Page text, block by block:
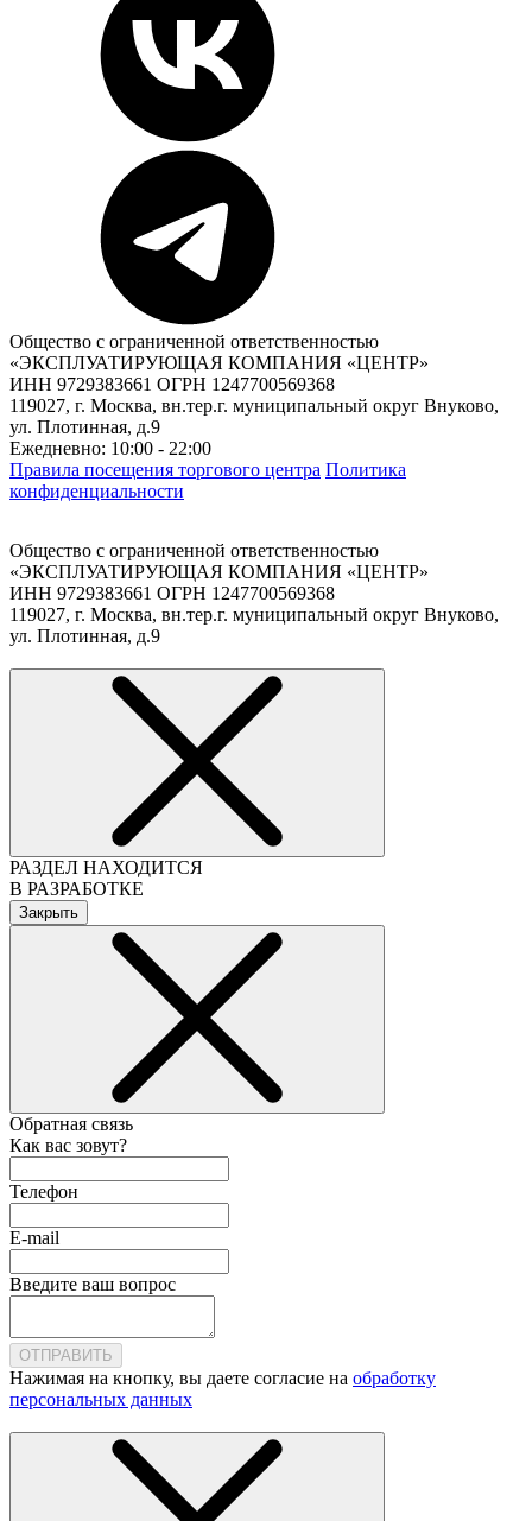
Общество с ограниченной ответственностью
«ЭКСПЛУАТИРУЮЩАЯ КОМПАНИЯ «ЦЕНТР»
ИНН 9729383661 ОГРН 1247700569368
119027, г. Москва, вн.тер.г. муниципальный округ Внуково,
ул. Плотинная, д.9
Ежедневно: 10:00 - 22:00
Правила посещения торгового центра Политика
конфиденциальности
Общество с ограниченной ответственностью
«ЭКСПЛУАТИРУЮЩАЯ КОМПАНИЯ «ЦЕНТР»
ИНН 9729383661 ОГРН 1247700569368
119027, г. Москва, вн.тер.г. муниципальный округ Внуково,
ул. Плотинная, д.9
РАЗДЕЛ НАХОДИТСЯ
В РАЗРАБОТКЕ
Закрыть
Обратная связь
Как вас зовут?
Телефон
E-mail
Введите ваш вопрос
ОТПРАВИТЬ
Нажимая на кнопку, вы даете согласие на обработку
персональных данных